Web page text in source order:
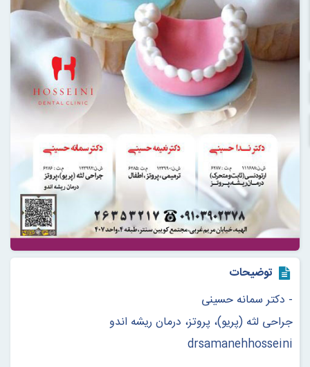
توضیحات
- دکتر سمانه حسینی
جراحی لثه (پریو)، پروتز، درمان ریشه اندو
drsamanehhosseini